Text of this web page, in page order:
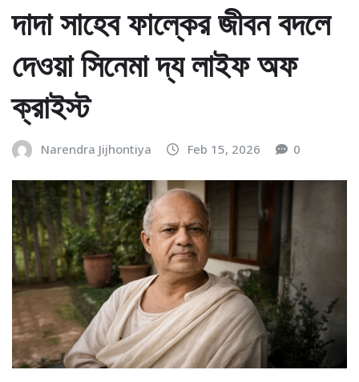
দাদা সাহেব ফাল্কের জীবন বদলে
দেওয়া সিনেমা দ্য লাইফ অফ
ক্রাইস্ট
Narendra Jijhontiya Feb 15, 2026 0